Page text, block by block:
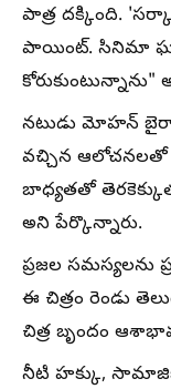
పాత్ర దక్కింది.
పాయింట్. సినిమా
కోరుకుంటున్నాను"
నటుడు మోహన్
వచ్చిన
బాధ్యతతో
అని పేర్కొన్నారు.
ప్రజల సమస్యలను
ఈ చిత్రం రెండు
చిత్ర బృందం
నీటి హక్కు, సామాజిక